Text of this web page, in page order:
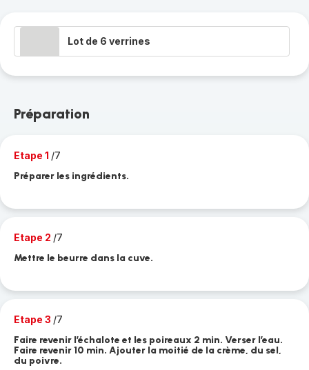
Lot de 6 verrines
Préparation
Etape 1 /7
Préparer les ingrédients.
Etape 2 /7
Mettre le beurre dans la cuve.
Etape 3 /7
Faire revenir l’échalote et les poireaux 2 min. Verser l’eau.
Faire revenir 10 min. Ajouter la moitié de la crème, du sel,
du poivre.